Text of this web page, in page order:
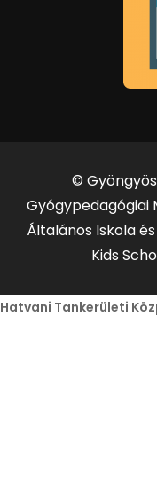
©
Gyógypedagógiai
Általános Iskola
Kids
Hatvani Tankerületi